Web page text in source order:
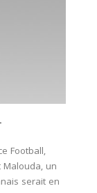
Football,
Malouda, un
serait en